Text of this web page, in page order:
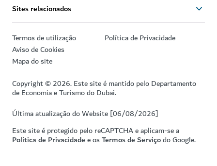
Sites relacionados
Termos de utilização
Política de Privacidade
Aviso de Cookies
Mapa do site
Copyright © 2026. Este site é mantido pelo Departamento
de Economia e Turismo do Dubai.
Última atualização do Website [06/08/2026]
Este site é protegido pelo reCAPTCHA e aplicam-se a
Política de Privacidadee osTermos de Serviçodo Google.